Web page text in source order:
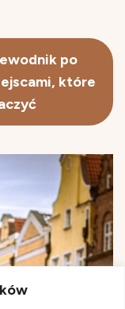
po
które